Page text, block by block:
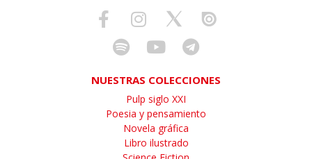
NUESTRAS COLECCIONES
Pulp siglo XXI
Poesia y pensamiento
Novela gráfica
Libro ilustrado